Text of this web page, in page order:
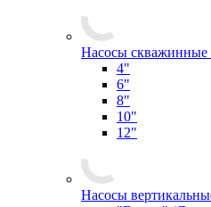
Насосы
4"
6"
8"
10"
12"
Насосы